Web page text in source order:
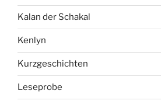
Kalan der Schakal
Kenlyn
Kurzgeschichten
Leseprobe